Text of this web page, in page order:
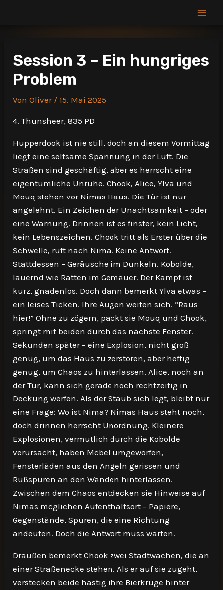
Session 3 – Ein hungriges
Problem
VonOliver / 15. Mai 2025
4. Thunsheer, 835 PD
Hupperdook ist nie still, doch an diesem Vormittag
liegt eine seltsame Spannung in der Luft. Die
Straßen sind geschäftig, aber es herrscht eine
eigentümliche Unruhe. Chook, Alice, Ylva und
Mouq stehen vor Nimas Haus. Die Tür ist nur
angelehnt. Ein Zeichen der Unachtsamkeit – oder
eine Warnung. Drinnen ist es finster, kein Licht,
kein Lebenszeichen. Chook tritt als Erster über die
Schwelle, ruft nach Nima. Keine Antwort.
Stattdessen – Geräusche im Dunkeln. Kobolde,
lauernd wie Ratten im Gemäuer. Der Kampf ist
kurz, gnadenlos. Doch dann bemerkt Ylva etwas –
ein leises Ticken. Ihre Augen weiten sich. “Raus
hier!” Ohne zu zögern, packt sie Mouq und Chook,
springt mit beiden durch das nächste Fenster.
Sekunden später – eine Explosion, nicht groß
genug, um das Haus zu zerstören, aber heftig
genug, um Chaos zu hinterlassen. Alice, noch an
der Tür, kann sich gerade noch rechtzeitig in
Deckung werfen. Als der Staub sich legt, bleibt nur
eine Frage: Wo ist Nima? Nimas Haus steht noch,
doch drinnen herrscht Unordnung. Kleinere
Explosionen, vermutlich durch die Kobolde
verursacht, haben Möbel umgeworfen,
Fensterläden aus den Angeln gerissen und
Rußspuren an den Wänden hinterlassen.
Zwischen dem Chaos entdecken sie Hinweise auf
Nimas möglichen Aufenthaltsort – Papiere,
Gegenstände, Spuren, die eine Richtung
andeuten. Doch die Antwort muss warten.
Draußen bemerkt Chook zwei Stadtwachen, die an
einer Straßenecke stehen. Als er auf sie zugeht,
verstecken beide hastig ihre Bierkrüge hinter